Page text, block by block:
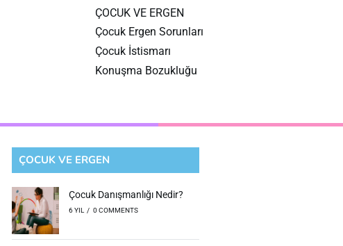
ÇOCUK VE ERGEN
Çocuk Ergen Sorunları
Çocuk İstismarı
Konuşma Bozukluğu
ÇOCUK VE ERGEN
Çocuk Danışmanlığı Nedir?
6 YIL / 0 COMMENTS